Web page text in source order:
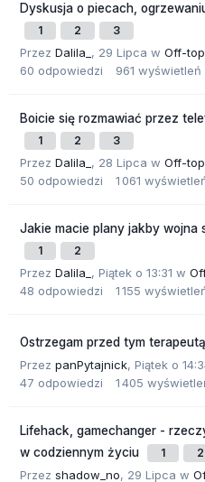
Dyskusja o piecach,
1 2 3
Przez Dalila_ , 29 Lipca w Off-
60 odpowiedzi 961 wyświetleń
Boicie się rozmawiać przez
1 2 3
Przez Dalila_ , 28 Lipca w Off-
50 odpowiedzi 1 061
Jakie macie plany jakby wojna
1 2
Przez Dalila_ , Piątek o 13:31 w
48 odpowiedzi 1 155
Ostrzegam przed tym terapeutą
Przez panPytajnick, Piątek o
47 odpowiedzi 1 405
Lifehack, gamechanger -
w codziennym życiu
1 2
Przez shadow_no, 29 Lipca w